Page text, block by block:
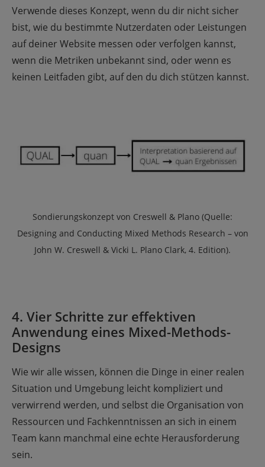
Verwende dieses Konzept, wenn du dir nicht sicher
bist, wie du bestimmte Nutzerdaten oder Leistungen
auf deiner Website messen oder verfolgen kannst,
wenn die Metriken unbekannt sind, oder wenn es
keinen Leitfaden gibt, auf den du dich stützen kannst.
Sondierungskonzept von Creswell & Plano (Quelle:
Designing and Conducting Mixed Methods Research – von
John W. Creswell & Vicki L. Plano Clark, 4. Edition).
4. Vier Schritte zur effektiven
Anwendung eines Mixed-Methods-
Designs
Wie wir alle wissen, können die Dinge in einer realen
Situation und Umgebung leicht kompliziert und
verwirrend werden, und selbst die Organisation von
Ressourcen und Fachkenntnissen an sich in einem
Team kann manchmal eine echte Herausforderung
sein.